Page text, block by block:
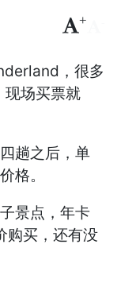
+
，很多
现场买票就
趟之后，单
格。
景点，年卡
购买，还有没